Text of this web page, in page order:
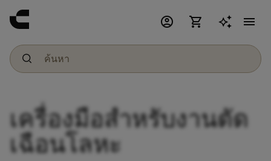
account_circle shopping_cart menu
เครื่องมือสำหรับงานตัด
เฉือนโลหะ